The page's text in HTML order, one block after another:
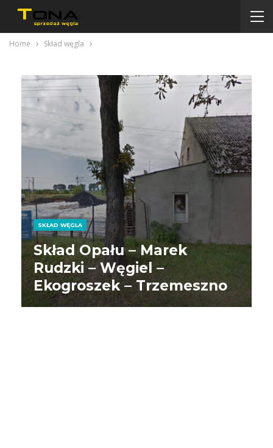
Home Skład węgla
SKŁAD WĘGLA
Skład Opału – Marek
Rudzki – Węgiel –
Ekogroszek – Trzemeszno